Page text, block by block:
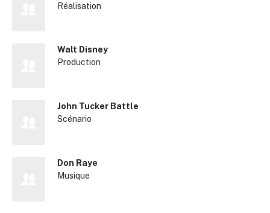
Réalisation
Walt Disney
Production
John Tucker Battle
Scénario
Don Raye
Musique